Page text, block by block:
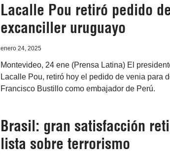
Lacalle Pou retiró pedido
excanciller uruguayo
enero 24, 2025
Montevideo, 24 ene (Prensa Latina) El
Lacalle Pou, retiró hoy el pedido de venia para
Francisco Bustillo como embajador de Perú.
Brasil: gran satisfacción
lista sobre terrorismo